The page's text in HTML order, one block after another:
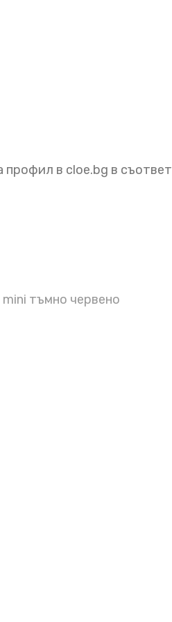
в cloe.bg в
тъмно червено